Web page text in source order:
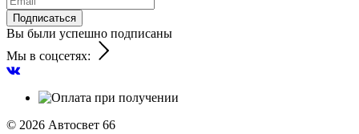
Подписаться
Вы были успешно подписаны
Мы в соцсетях:
© 2026 Автосвет 66